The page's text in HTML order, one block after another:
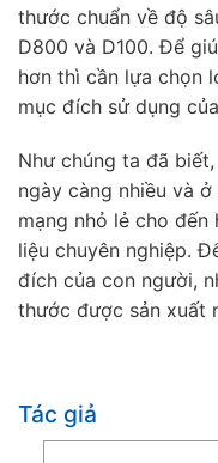
thước chuẩn về độ
D800 và D100. Để
hơn thì cần lựa chọn
mục đích sử dụng
Như chúng ta đã
ngày càng nhiều và
mạng nhỏ lẻ cho
liệu chuyên nghiệp.
đích của con người,
thước được sản xuất
Tác giả